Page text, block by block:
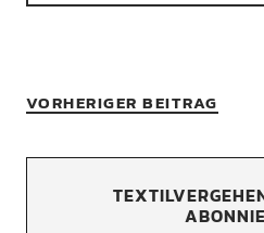
VORHERIGER BEITRAG